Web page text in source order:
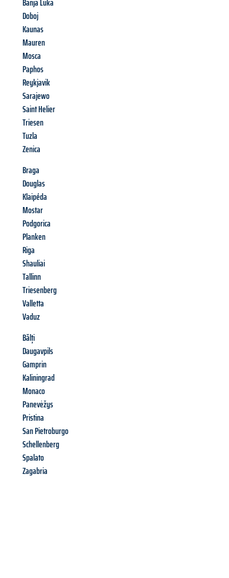
Doboj
Kaunas
Mauren
Mosca
Paphos
Reykjavik
Sarajewo
Saint Helier
Triesen
Tuzla
Zenica
Braga
Douglas
Klaipéda
Mostar
Podgorica
Planken
Riga
Shauliai
Tallinn
Triesenberg
Valletta
Vaduz
Bălți
Daugavpils
Gamprin
Kaliningrad
Monaco
Panevėžys
Pristina
San Pietroburgo
Schellenberg
Spalato
Zagabria